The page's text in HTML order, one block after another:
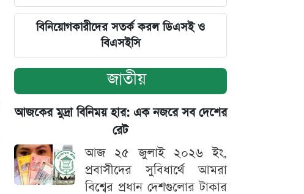
বিনিয়োগকারীদের সতর্ক করল ডিএসই ও
বিএসইসি
জাতীয়
আজকের মুদ্রা বিনিময় হার: এক নজরে সব দেশের
রেট
আজ ২৫ জুলাই ২০২৬ ইং,
প্রবাসীদের সুবিধার্থে আমরা
বিশ্বের প্রধান দেশগুলোর টাকার